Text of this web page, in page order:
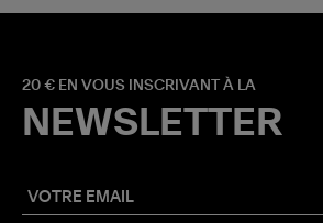
20 € EN VOUS INSCRIVANT À LA
NEWSLETTER